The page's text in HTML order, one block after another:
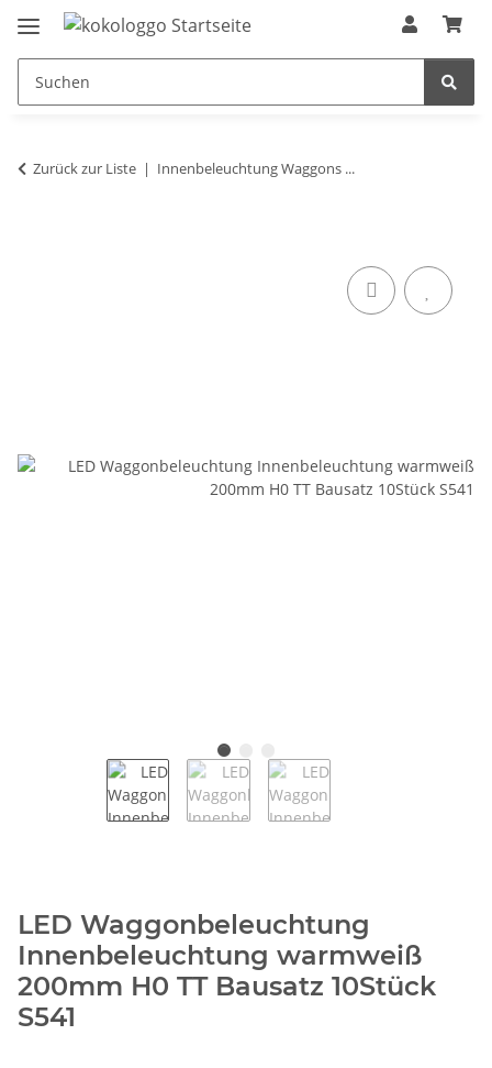
Zurück zur Liste Innenbeleuchtung Waggons ...
LED Waggonbeleuchtung
Innenbeleuchtung warmweiß
200mm H0 TT Bausatz 10Stück
S541